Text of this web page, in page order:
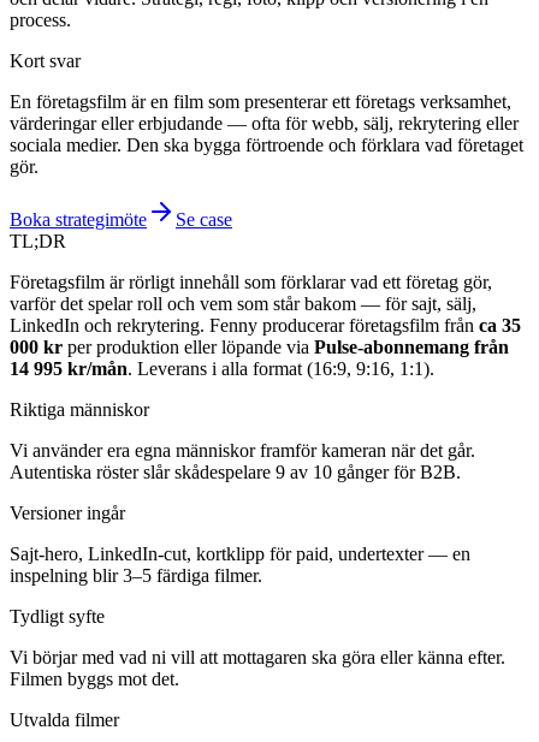
process.
Kort svar
En företagsfilm är en film som presenterar ett företags verksamhet,
värderingar eller erbjudande — ofta för webb, sälj, rekrytering eller
sociala medier. Den ska bygga förtroende och förklara vad företaget
gör.
Boka strategimöte
Se case
TL;DR
Företagsfilm är rörligt innehåll som förklarar vad ett företag gör,
varför det spelar roll och vem som står bakom — för sajt, sälj,
LinkedIn och rekrytering. Fenny producerar företagsfilm från ca 35
000 kr per produktion eller löpande via Pulse-abonnemang från
14 995 kr/mån. Leverans i alla format (16:9, 9:16, 1:1).
Riktiga människor
Vi använder era egna människor framför kameran när det går.
Autentiska röster slår skådespelare 9 av 10 gånger för B2B.
Versioner ingår
Sajt-hero, LinkedIn-cut, kortklipp för paid, undertexter — en
inspelning blir 3–5 färdiga filmer.
Tydligt syfte
Vi börjar med vad ni vill att mottagaren ska göra eller känna efter.
Filmen byggs mot det.
Utvalda filmer